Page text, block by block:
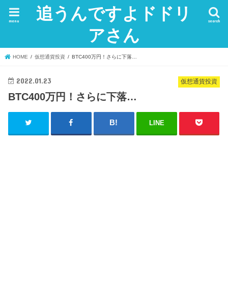
追うんですよドドリ
アさん
search
menu
HOME 仮想通貨投資 BTC400万円！さらに下落…
仮想通貨投資
2022.01.23
BTC400万円！さらに下落…
LINE